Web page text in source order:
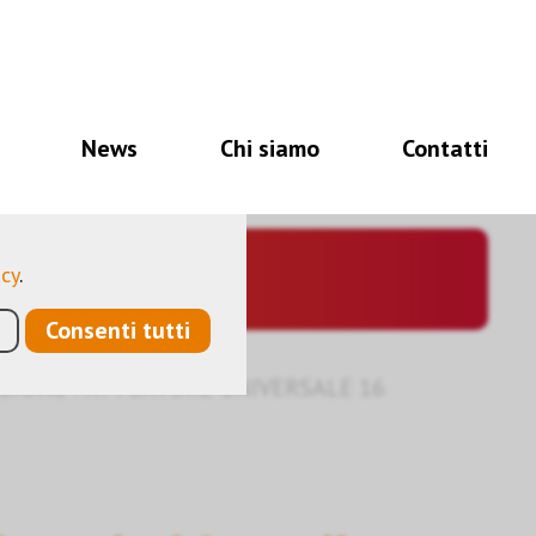
News Chi siamo Contatti
›ATTUATORE UNIVERSALE 16
per il corretto
altri ancora ci
ottimizzare
.
Consenti tutti